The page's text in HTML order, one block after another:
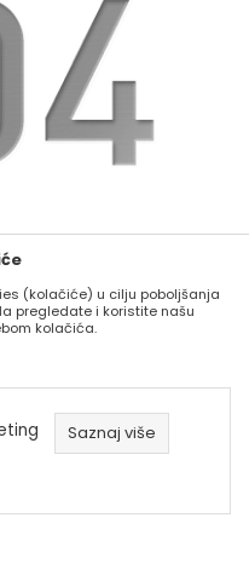
luna.com
(kolačiće) u cilju poboljšanja
pregledate i koristite našu
kolačića.
Saznaj više